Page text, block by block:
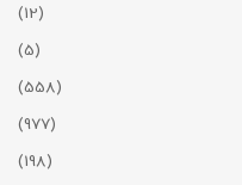
(12)
(5)
(558)
(977)
(198)